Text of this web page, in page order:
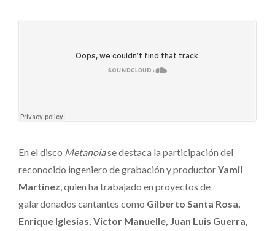
En el disco Metanoiase destaca la participación del
reconocido ingeniero de grabación y productorYamil
Martínez , quien ha trabajado en proyectos de
galardonados cantantes como Gilberto Santa Rosa,
Enrique Iglesias, Victor Manuelle, Juan Luis Guerra,